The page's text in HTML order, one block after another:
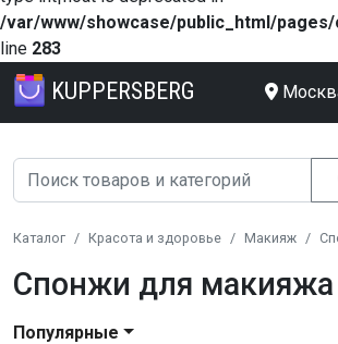
/var/www/showcase/public_html/
line 283
KUPPERSBERG
Каталог Красота и здоровье Макияж
Спонжи для макияжа
Популярные